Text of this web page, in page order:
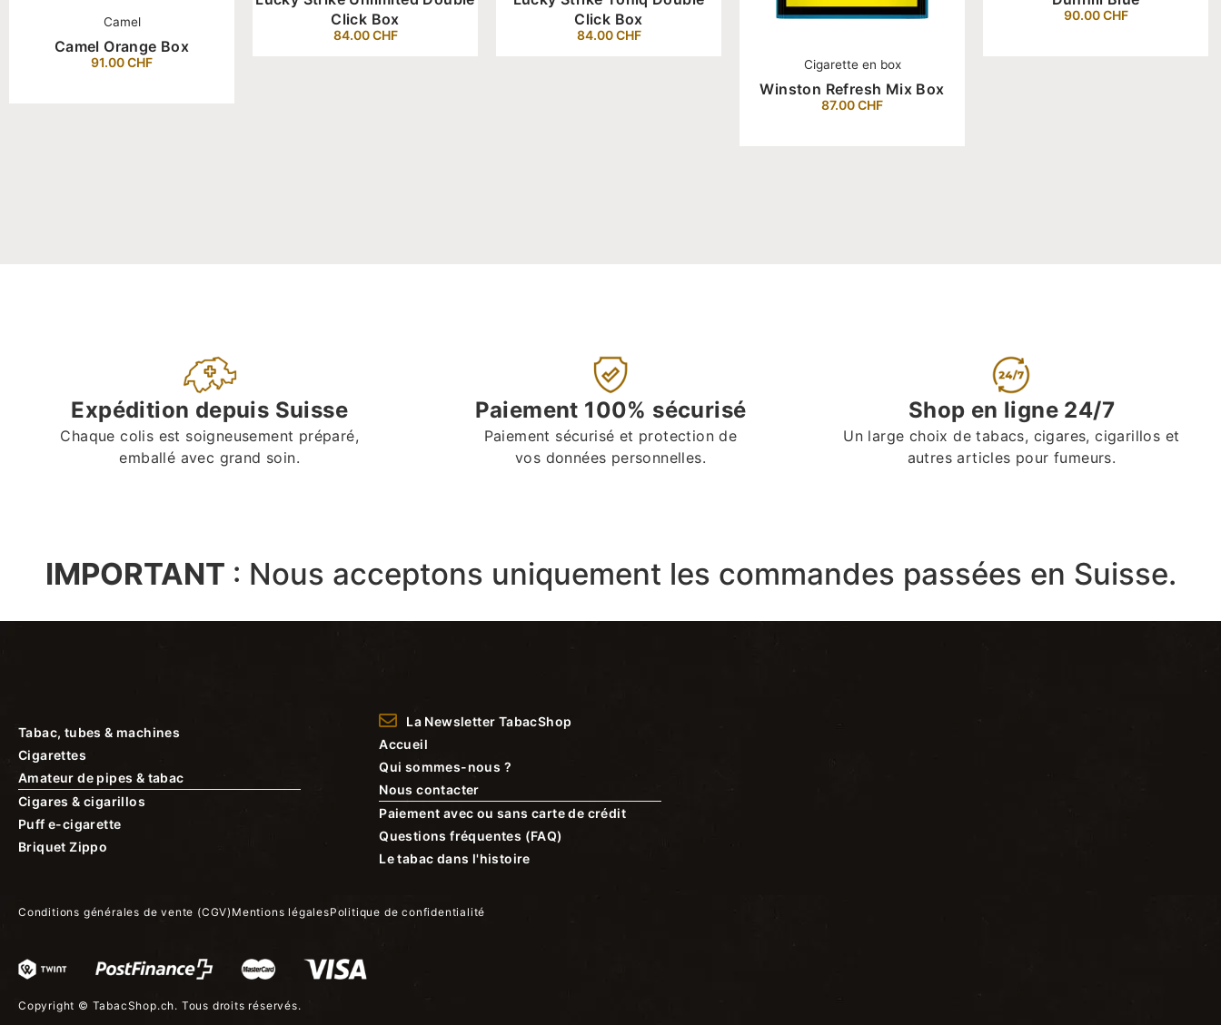
Camel
Camel Orange Box
91.00CHF
Click Box
84.00CHF
Click Box
84.00CHF
Cigarette en box
Winston Refresh Mix Box
87.00CHF
90.00CHF
Expédition depuis Suisse
Chaque colis est soigneusement préparé,
emballé avec grand soin.
Paiement 100% sécurisé
Paiement sécurisé et protection de
vos données personnelles.
Shop en ligne 24/7
Un large choix de tabacs, cigares, cigarillos et
autres articles pour fumeurs.
IMPORTANT : Nous acceptons uniquement les commandes passées en Suisse.
Tabac, tubes & machines
Cigarettes
Amateur de pipes & tabac
Cigares & cigarillos
Puff e-cigarette
Briquet Zippo
La Newsletter TabacShop
Accueil
Qui sommes-nous ?
Nous contacter
Paiement avec ou sans carte de crédit
Questions fréquentes (FAQ)
Le tabac dans l'histoire
Conditions générales de vente (CGV) Mentions légalesPolitique de confidentialité
Copyright © TabacShop.ch. Tous droits réservés.